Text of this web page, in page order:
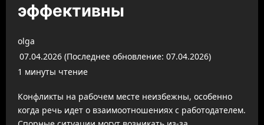
эффективны
olga
07.04.2026 (Последнее обновление: 07.04.2026)
1 минуты чтение
Конфликты на рабочем месте неизбежны, особенно
когда речь идет о взаимоотношениях с работодателем.